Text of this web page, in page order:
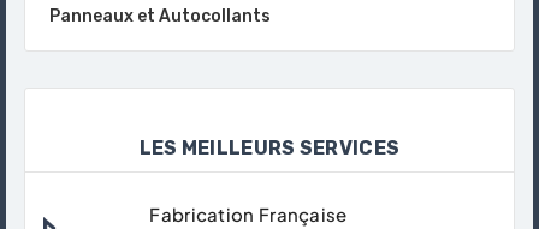
Panneaux et Autocollants
LES MEILLEURS SERVICES
Fabrication Française